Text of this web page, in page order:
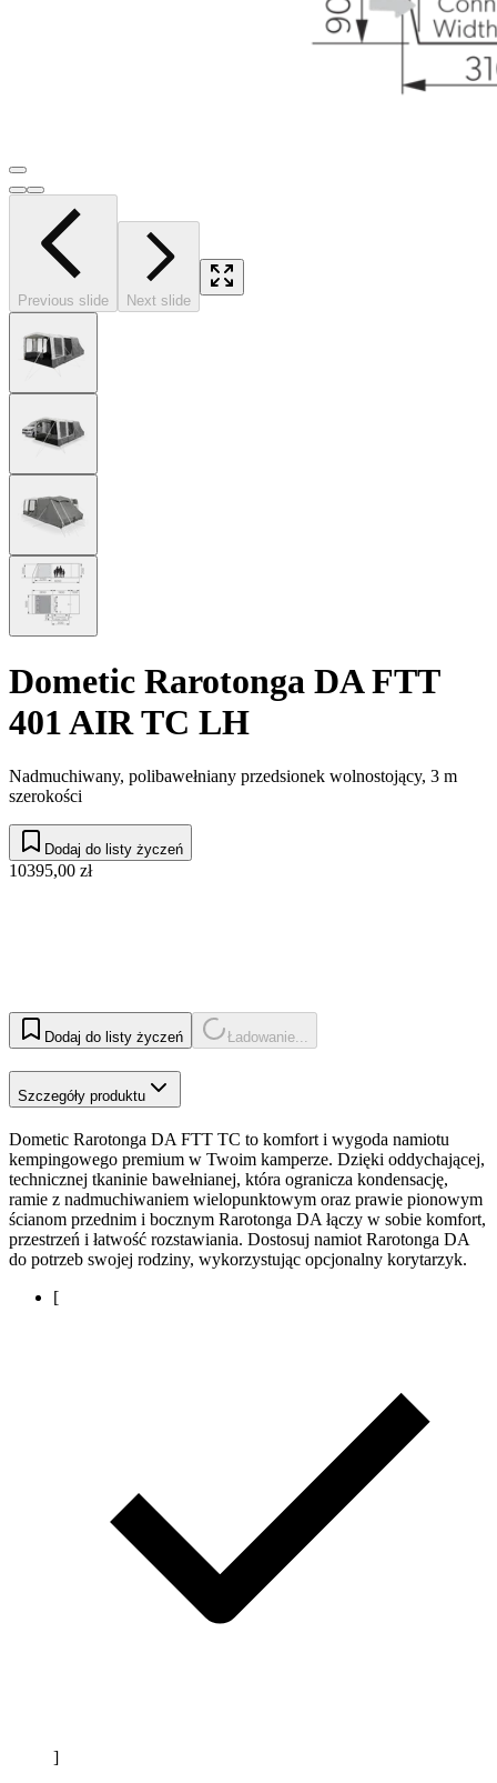
Previous slide Next slide
Dometic Rarotonga DA FTT
401 AIR TC LH
Nadmuchiwany, polibawełniany przedsionek wolnostojący, 3 m
szerokości
Dodaj do listy życzeń
10395,00 zł
Dodaj do listy życzeń Ładowanie...
Szczegóły produktu
Dometic Rarotonga DA FTT TC to komfort i wygoda namiotu
kempingowego premium w Twoim kamperze. Dzięki oddychającej,
technicznej tkaninie bawełnianej, która ogranicza kondensację,
ramie z nadmuchiwaniem wielopunktowym oraz prawie pionowym
ścianom przednim i bocznym Rarotonga DA łączy w sobie komfort,
przestrzeń i łatwość rozstawiania. Dostosuj namiot Rarotonga DA
do potrzeb swojej rodziny, wykorzystując opcjonalny korytarzyk.
[
]